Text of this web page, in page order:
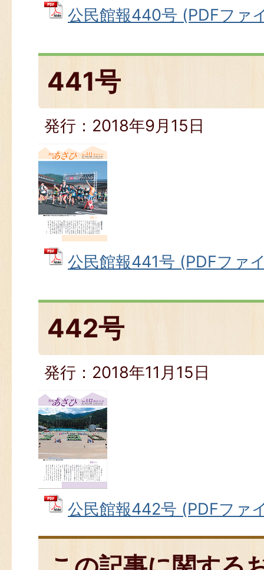
公民館報440号 (PDFファ
441号
発行：2018年9月15日
公民館報441号 (PDFファ
442号
発行：2018年11月15日
公民館報442号 (PDFファ